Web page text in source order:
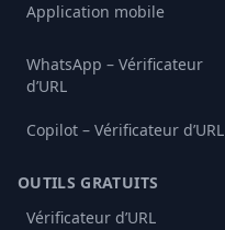
Application mobile
WhatsApp – Vérificateur
d’URL
Copilot – Vérificateur d’URL
OUTILS GRATUITS
Vérificateur d’URL